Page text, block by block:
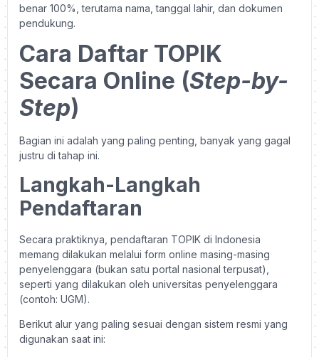
benar 100%, terutama nama, tanggal lahir, dan dokumen
pendukung.
Cara Daftar TOPIK
Secara Online (Step-by-
Step)
Bagian ini adalah yang paling penting, banyak yang gagal
justru di tahap ini.
Langkah-Langkah
Pendaftaran
Secara praktiknya, pendaftaran TOPIK di Indonesia
memang dilakukan melalui form online masing-masing
penyelenggara (bukan satu portal nasional terpusat),
seperti yang dilakukan oleh universitas penyelenggara
(contoh: UGM).
Berikut alur yang paling sesuai dengan sistem resmi yang
digunakan saat ini: